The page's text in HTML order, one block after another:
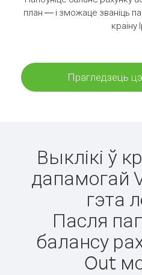
план — і зможаце званіць па
краіну
Прагледзець
Выклікі ў
дапамогай
гэта
Пасля
балансу
Out